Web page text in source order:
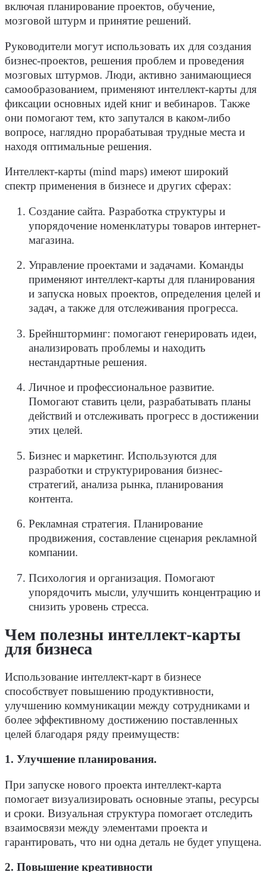
включая планирование проектов, обучение,
мозговой штурм и принятие решений.
Руководители могут использовать их для создания
бизнес-проектов, решения проблем и проведения
мозговых штурмов. Люди, активно занимающиеся
самообразованием, применяют интеллект-карты для
фиксации основных идей книг и вебинаров. Также
они помогают тем, кто запутался в каком-либо
вопросе, наглядно прорабатывая трудные места и
находя оптимальные решения.
Интеллект-карты (mind maps) имеют широкий
спектр применения в бизнесе и других сферах:
Создание сайта. Разработка структуры и
упорядочение номенклатуры товаров интернет-
магазина.
Управление проектами и задачами. Команды
применяют интеллект-карты для планирования
и запуска новых проектов, определения целей и
задач, а также для отслеживания прогресса.
Брейншторминг: помогают генерировать идеи,
анализировать проблемы и находить
нестандартные решения.
Личное и профессиональное развитие.
Помогают ставить цели, разрабатывать планы
действий и отслеживать прогресс в достижении
этих целей.
Бизнес и маркетинг. Используются для
разработки и структурирования бизнес-
стратегий, анализа рынка, планирования
контента.
Рекламная стратегия. Планирование
продвижения, составление сценария рекламной
компании.
Психология и организация. Помогают
упорядочить мысли, улучшить концентрацию и
снизить уровень стресса.
Чем полезны интеллект-карты
для бизнеса
Использование интеллект-карт в бизнесе
способствует повышению продуктивности,
улучшению коммуникации между сотрудниками и
более эффективному достижению поставленных
целей благодаря ряду преимуществ:
1. Улучшение планирования.
При запуске нового проекта интеллект-карта
помогает визуализировать основные этапы, ресурсы
и сроки. Визуальная структура помогает отследить
взаимосвязи между элементами проекта и
гарантировать, что ни одна деталь не будет упущена.
2. Повышение креативности